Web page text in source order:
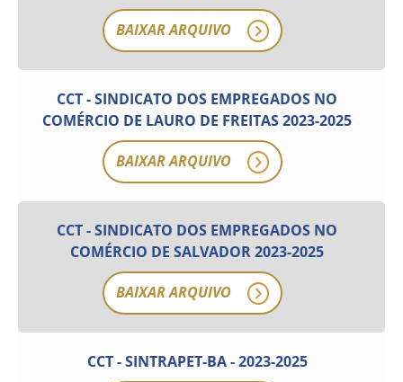
Como utilizar
BAIXAR ARQUIVO
CCT - SINDICATO DOS EMPREGADOS NO
COMÉRCIO DE LAURO DE FREITAS 2023-2025
BAIXAR ARQUIVO
CCT - SINDICATO DOS EMPREGADOS NO
COMÉRCIO DE SALVADOR 2023-2025
BAIXAR ARQUIVO
CCT - SINTRAPET-BA - 2023-2025